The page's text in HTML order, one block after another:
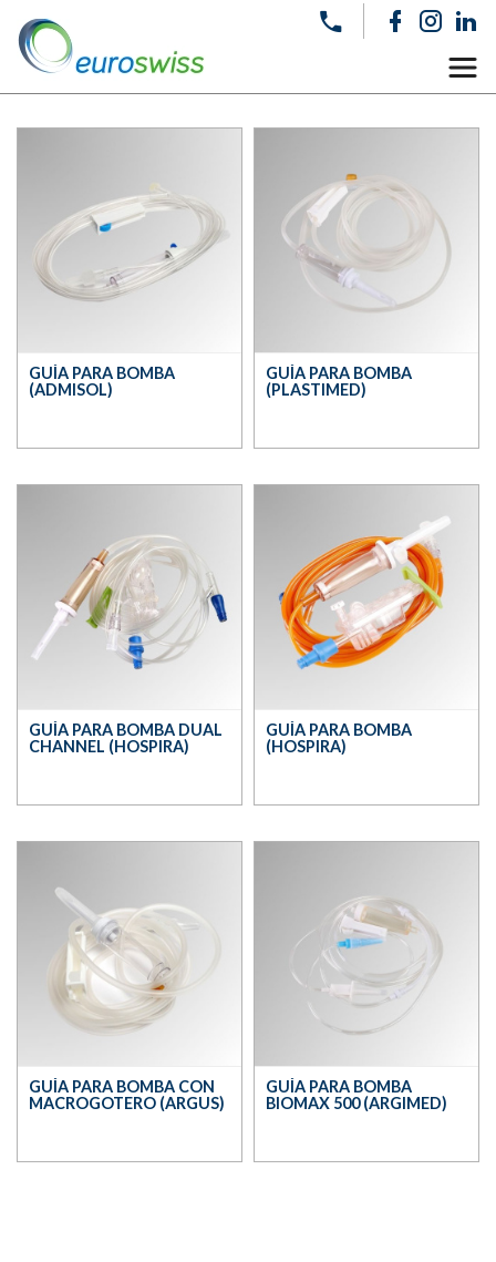
GUÍA PARA BOMBA
(ADMISOL)
GUÍA PARA BOMBA
(PLASTIMED)
GUÍA PARA BOMBA DUAL
CHANNEL (HOSPIRA)
GUÍA PARA BOMBA
(HOSPIRA)
GUÍA PARA BOMBA CON
MACROGOTERO (ARGUS)
GUÍA PARA BOMBA
BIOMAX 500 (ARGIMED)